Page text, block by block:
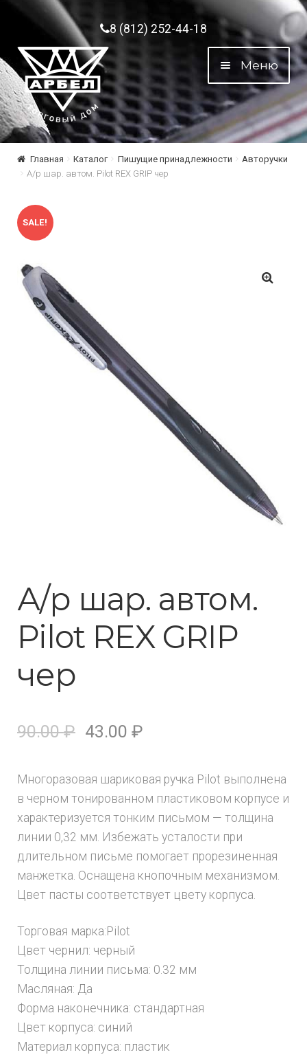
Перейти к навигации
Перейти к содержимому8 (812) 252-44-18
Меню
Главная Каталог Пишущие принадлежности
Авторучки
А/р шар. автом. Рilot REX GRIP чер
SALE!
А/р шар. автом.
Рilot REX GRIP
чер
90.00₽ 43.00₽
Многоразовая шариковая ручка Pilot выполнена
в черном тонированном пластиковом корпусе и
характеризуется тонким письмом — толщина
линии 0,32 мм. Избежать усталости при
длительном письме помогает прорезиненная
манжетка. Оснащена кнопочным механизмом.
Цвет пасты соответствует цвету корпуса.
Торговая марка:Pilot
Цвет чернил: черный
Толщина линии письма: 0.32 мм
Масляная: Да
Форма наконечника: стандартная
Цвет корпуса: синий
Материал корпуса: пластик